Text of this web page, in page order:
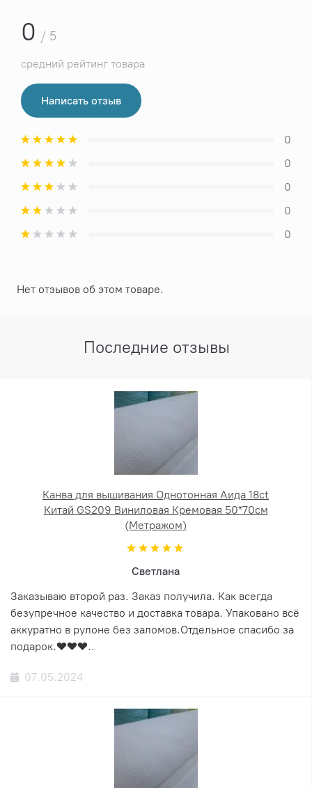
0 / 5
средний рейтинг товара
Написать отзыв
0
0
0
0
0
Нет отзывов об этом товаре.
Последние отзывы
Канва для вышивания Однотонная Аида 18ct
Китай GS209 Виниловая Кремовая 50*70см
(Метражом)
Светлана
Заказываю второй раз. Заказ получила. Как всегда
безупречное качество и доставка товара. Упаковано всё
аккуратно в рулоне без заломов.Отдельное спасибо за
подарок.❤️❤️❤️..
07.05.2024